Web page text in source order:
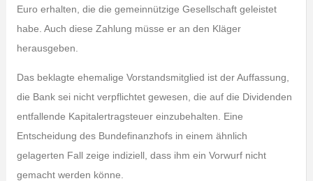
Euro erhalten, die die gemeinnützige Gesellschaft geleistet
habe. Auch diese Zahlung müsse er an den Kläger
herausgeben.
Das beklagte ehemalige Vorstandsmitglied ist der Auffassung,
die Bank sei nicht verpflichtet gewesen, die auf die Dividenden
entfallende Kapitalertragsteuer einzubehalten. Eine
Entscheidung des Bundefinanzhofs in einem ähnlich
gelagerten Fall zeige indiziell, dass ihm ein Vorwurf nicht
gemacht werden könne.